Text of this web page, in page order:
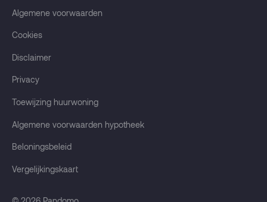
blijf
de
hoogte
Algemene voorwaarden
Cookies
Disclaimer
Privacy
Toewijzing huurwoning
Algemene voorwaarden hypotheek
Beloningsbeleid
Vergelijkingskaart